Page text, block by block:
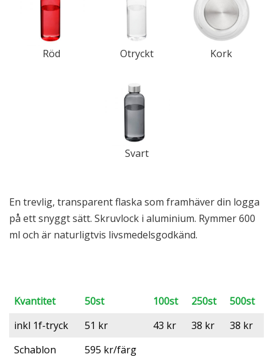
Röd Otryckt Kork
Svart
En trevlig, transparent flaska som framhäver din logga
på ett snyggt sätt. Skruvlock i aluminium. Rymmer 600
ml och är naturligtvis livsmedelsgodkänd.
Kvantitet 50st 100st 250st
500st
inkl 1f-tryck
51 kr 43 kr 38 kr
38 kr
Schablon
595 kr/färg